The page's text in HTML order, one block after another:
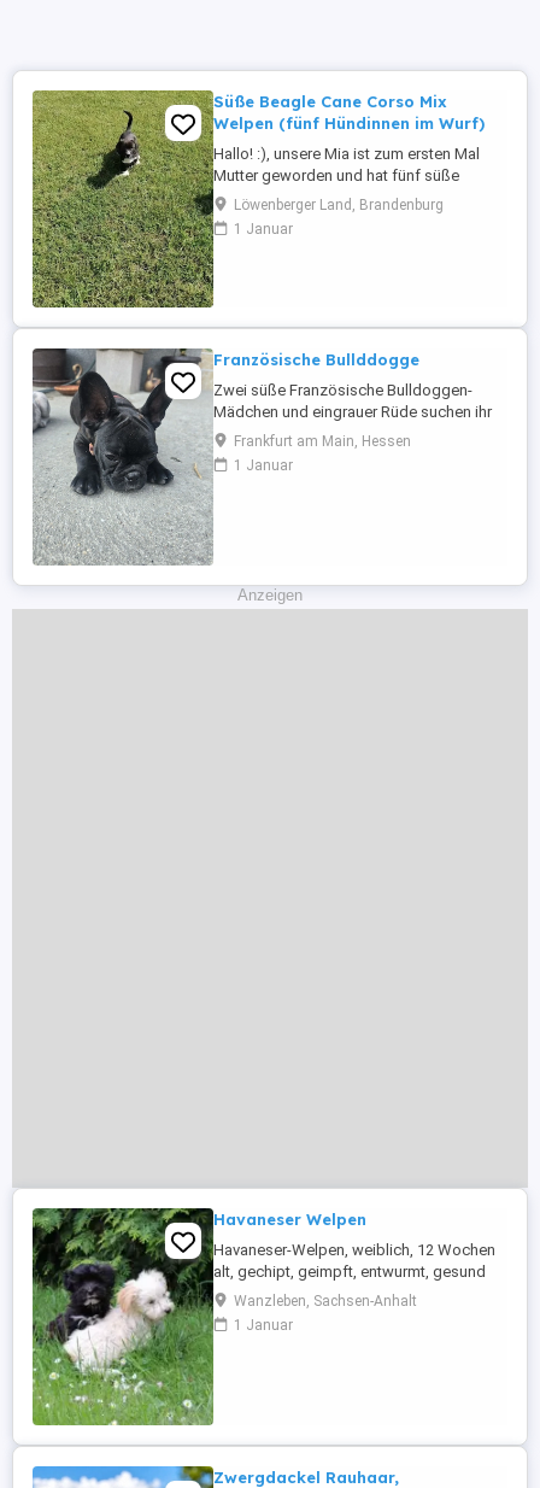
Süße Beagle Cane Corso Mix
Welpen (fünf Hündinnen im Wurf)
Hallo! :), unsere Mia ist zum ersten Mal
Mutter geworden und hat fünf süße
Hündinnen zur Welt gebracht. Die Kleinen
sind gesund, gepflegt und topfit. Es ist
eine Mischung aus Beagle und Cane
Löwenberger Land, Brandenburg
1 Januar
Französische Bullddogge
Zwei süße Französische Bulldoggen-
Mädchen und eingrauer Rüde suchen ihr
Zuhause! Die beiden Hündinnen sind 3-
fach geimpft und gechippt. Sie sind sehr
lieb, verspielt und lieben es, miteinander
Frankfurt am Main, Hessen
1 Januar
Anzeigen
Havaneser Welpen
Havaneser-Welpen, weiblich, 12 Wochen
alt, gechipt, geimpft, entwurmt, gesund
suchen ab sofort ein neues Zuhause.
Wanzleben, Sachsen-Anhalt
1 Januar
Zwergdackel Rauhaar,